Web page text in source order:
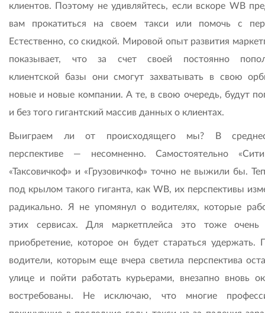
клиентов. Поэтому не удивляйтесь, если вскоре WB
вам прокатиться на своем такси или помочь с
Естественно, со скидкой. Мировой опыт развития
показывает, что за счет своей постоянно
клиентской базы они смогут захватывать в свою
новые и новые компании. А те, в свою очередь, будут
и без того гигантский массив данных о клиентах.
Выиграем ли от происходящего мы? В
перспективе — несомненно. Самостоятельно
«Таксовичкоф» и «Грузовичкоф» точно не выжили бы.
под крылом такого гиганта, как WB, их перспективы
радикально. Я не упомянул о водителях, которые
этих сервисах. Для маркетплейса это тоже очень
приобретение, которое он будет стараться удержать.
водители, которым еще вчера светила перспектива
улице и пойти работать курьерами, внезапно вновь
востребованы. Не исключаю, что многие